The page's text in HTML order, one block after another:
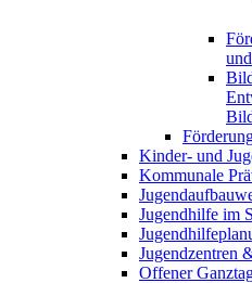
Kinder- und
Kommunale
Jugendhilfe im
Jugendzentren
Offener